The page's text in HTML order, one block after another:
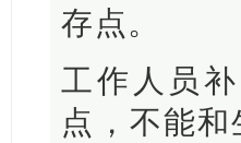
存点。
工作人员
点，不能